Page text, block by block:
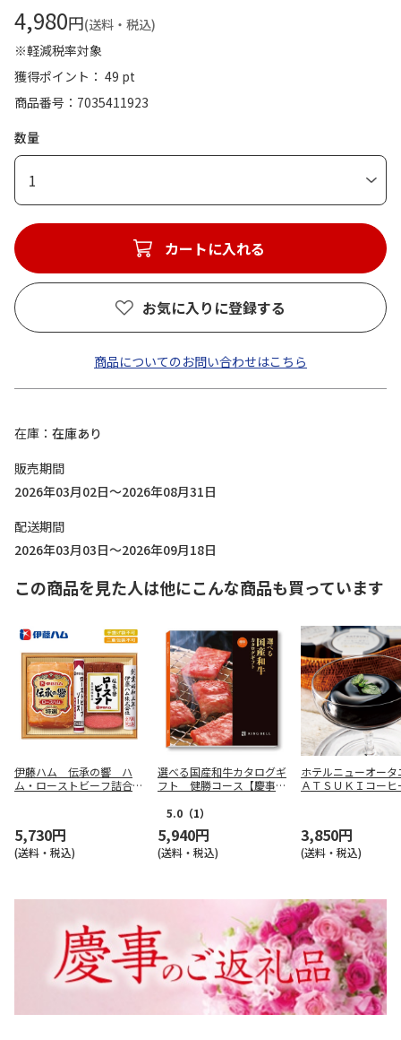
4,980円(送料・税込)
※軽減税率対象
獲得ポイント： 49 pt
商品番号
7035411923
数量
1
カートに入れる
お気に入りに登録する
商品についてのお問い合わせはこちら
在庫
在庫あり
販売期間
2026年03月02日～2026年08月31日
配送期間
2026年03月03日～2026年09月18日
この商品を見た人は他にこんな商品も買っています
伊藤ハム 伝承の響 ハ
ム・ローストビーフ詰合せ
5,730円
(送料・税込)
選べる国産和牛カタログギ
フト 健勝コース【慶事
5.0 （1）
5,940円
(送料・税込)
ホテルニューオー
ＡＴＳＵＫＩコーヒ
3,850円
(送料・税込)